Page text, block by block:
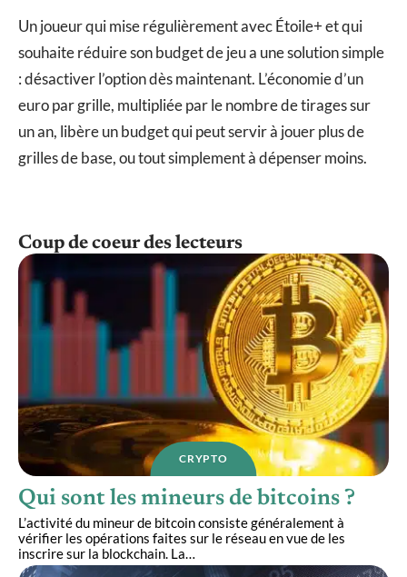
Un joueur qui mise régulièrement avec Étoile+ et qui
souhaite réduire son budget de jeu a une solution simple
: désactiver l’option dès maintenant. L’économie d’un
euro par grille, multipliée par le nombre de tirages sur
un an, libère un budget qui peut servir à jouer plus de
grilles de base, ou tout simplement à dépenser moins.
Coup de coeur des lecteurs
CRYPTO
Qui sont les mineurs de bitcoins ?
L’activité du mineur de bitcoin consiste généralement à
vérifier les opérations faites sur le réseau en vue de les
inscrire sur la blockchain. La…